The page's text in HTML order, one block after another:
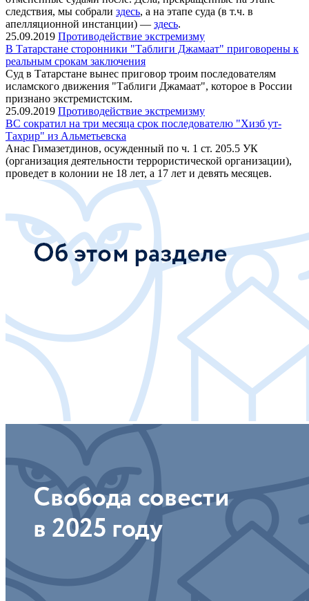
следствия, мы собрали здесь, а на этапе суда (в т.ч. в
апелляционной инстанции) — здесь.
25.09.2019 Противодействие экстремизму
В Татарстане сторонники "Таблиги Джамаат" приговорены к
реальным срокам заключения
Суд в Татарстане вынес приговор троим последователям
исламского движения "Таблиги Джамаат", которое в России
признано экстремистским.
25.09.2019 Противодействие экстремизму
ВС сократил на три месяца срок последователю "Хизб ут-
Тахрир" из Альметьевска
Анас Гимазетдинов, осужденный по ч. 1 ст. 205.5 УК
(организация деятельности террористической организации),
проведет в колонии не 18 лет, а 17 лет и девять месяцев.